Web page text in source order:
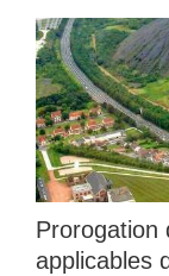
Prorogation
applicables